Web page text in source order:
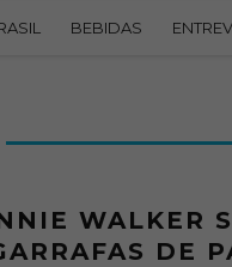
BEBIDAS
WALKER
DE